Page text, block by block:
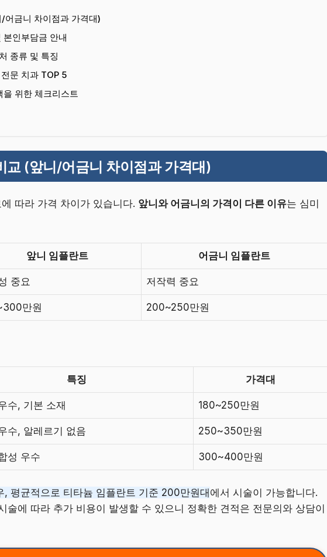
어금니 차이점과 가격대)
인부담금 안내
종류 및 특징
문 치과 TOP 5
위한 체크리스트
교 (앞니/어금니 차이점과 가격대)
따라 가격 차이가 있습니다. 앞니와 어금니의 가격이 다른 이유는 심미
앞니 임플란트 어금니 임플란트
중요 저작력 중요
만원 200~250만원
특징 가격대
수, 기본 소재 180~250만원
수, 알레르기 없음 250~350만원
성 우수 300~400만원
평균적으로 티타늄 임플란트 기준 200만원대 에서 시술이 가능합니다.
술에 따라 추가 비용이 발생할 수 있으니 정확한 견적은 전문의와 상담이